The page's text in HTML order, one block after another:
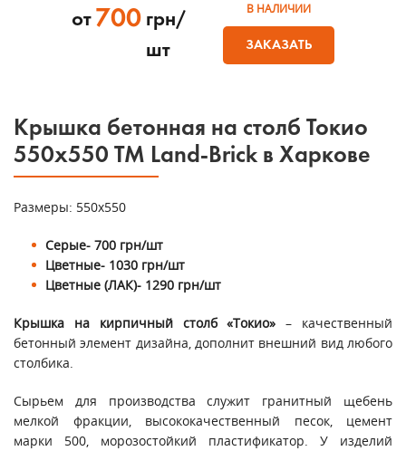
от 700 грн/
шт
В НАЛИЧИИ
ЗАКАЗАТЬ
Крышка бетонная на столб Токио
550х550 ТМ Land-Brick в Харкове
Размеры: 550х550
Серые- 700 грн/шт
Цветные- 1030 грн/шт
Цветные (ЛАК)- 1290 грн/шт
Крышка на кирпичный столб «Токио» – качественный
бетонный элемент дизайна, дополнит внешний вид любого
столбика.
Сырьем для производства служит гранитный щебень
мелкой фракции, высококачественный песок, цемент
марки 500, морозостойкий пластификатор. У изделий